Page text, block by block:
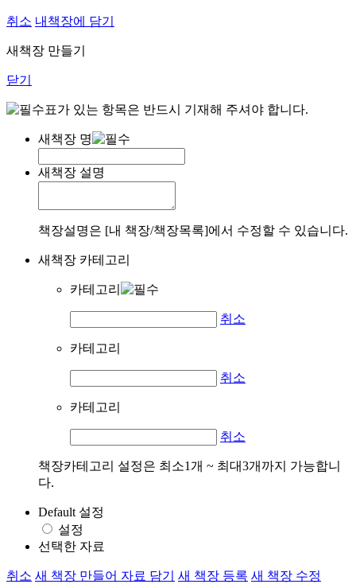
취소 내책장에 담기
새책장 만들기
닫기
표가 있는 항목은 반드시 기재해 주셔야 합니다.
새책장 명
새책장 설명
책장설명은 [내 책장/책장목록]에서 수정할 수 있습니다.
새책장 카테고리
카테고리
취소
카테고리
취소
카테고리
취소
책장카테고리 설정은 최소1개 ~ 최대3개까지 가능합니
다.
Default 설정
설정
선택한 자료
취소 새 책장 만들어 자료 담기 새 책장 등록 새 책장 수정